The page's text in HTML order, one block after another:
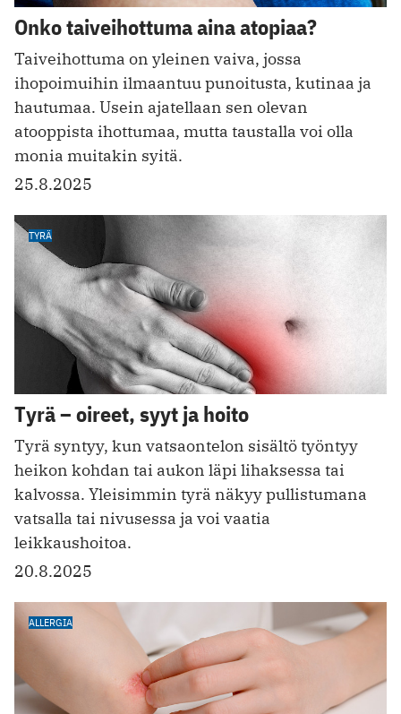
Onko taiveihottuma aina atopiaa?
Taiveihottuma on yleinen vaiva, jossa
ihopoimuihin ilmaantuu punoitusta, kutinaa ja
hautumaa. Usein ajatellaan sen olevan
atooppista ihottumaa, mutta taustalla voi olla
monia muitakin syitä.
25.8.2025
TYRÄ
Tyrä – oireet, syyt ja hoito
Tyrä syntyy, kun vatsaontelon sisältö työntyy
heikon kohdan tai aukon läpi lihaksessa tai
kalvossa. Yleisimmin tyrä näkyy pullistumana
vatsalla tai nivusessa ja voi vaatia
leikkaushoitoa.
20.8.2025
ALLERGIA